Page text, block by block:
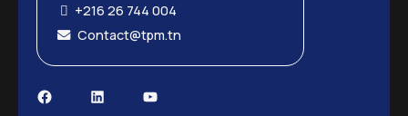
+216 26 744 004
Contact@tpm.tn
FacebookLinkedInYouTube